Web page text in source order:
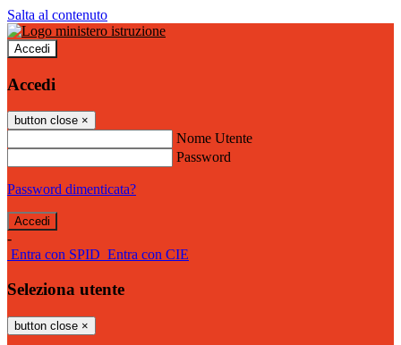
Salta al contenuto
Accedi
Accedi
button close ×
Nome Utente
Password
Password dimenticata?
-
Entra con SPID Entra con CIE
Seleziona utente
button close ×